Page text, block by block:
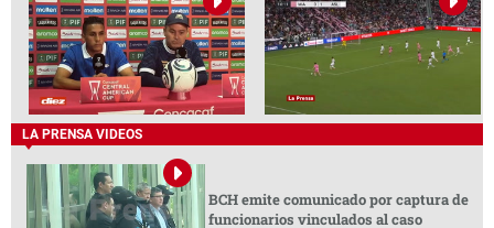
LA PRENSA VIDEOS
BCH emite comunicado por captura de
funcionarios vinculados al caso